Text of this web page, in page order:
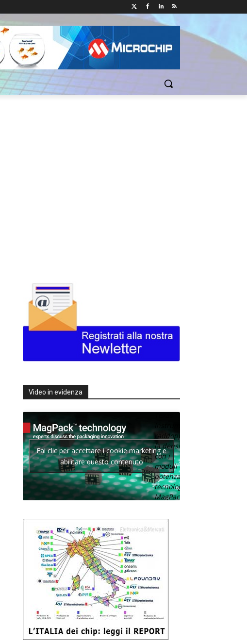
Video in evidenza
Texas
raddoppia
la densità
con i
moduli di
potenza con
tecnologia
MagPack.
Fai clic per accettare i cookie marketing e
abilitare questo contenuto